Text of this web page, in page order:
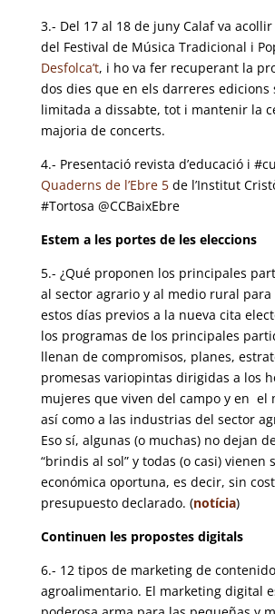
3.- Del 17 al 18 de juny Calaf va
del Festival de Música Tradicional i
Desfolca’t, i ho va fer recuperant la
dos dies que en els darreres edicions
limitada a dissabte, tot i mantenir la
majoria de concerts.
4.- Presentació revista d’educació i
Quaderns de l’Ebre 5de l’Institut
#Tortosa @CCBaixEbre
Estem a les portes de les eleccions
5.- ¿Qué proponen los principales
al sector agrario y al medio rural para
estos días previos a la nueva cita
los programas de los principales
llenan de compromisos, planes,
promesas variopintas dirigidas a los
mujeres que viven del campo y en el
así como a las industrias del sector
Eso sí, algunas (o muchas) no dejan
“brindis al sol” y todas (o casi) vienen
económica oportuna, es decir, sin
presupuesto declarado. (notícia)
Continuen les propostes digitals
6.- 12 tipos de marketing de
agroalimentario. El marketing digital